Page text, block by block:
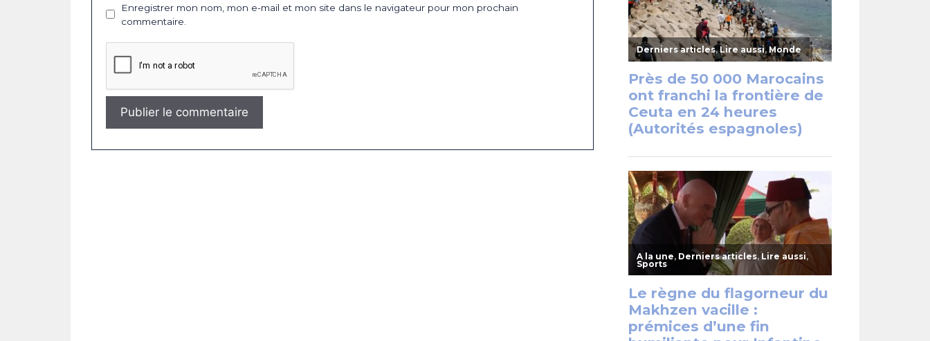
Enregistrer mon nom, mon e-mail et mon site dans le navigateur pour mon prochain
commentaire.